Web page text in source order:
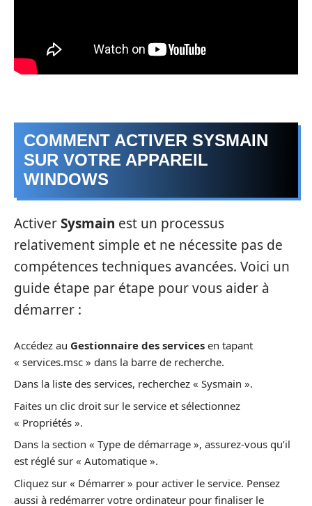
COMMENT ACTIVER SYSMAIN
SUR VOTRE APPAREIL
WINDOWS
ActiverSysmain est un processus
relativement simple et ne nécessite pas de
compétences techniques avancées. Voici un
guide étape par étape pour vous aider à
démarrer :
Accédez au Gestionnaire des services en tapant
« services.msc » dans la barre de recherche.
Dans la liste des services, recherchez « Sysmain ».
Faites un clic droit sur le service et sélectionnez
« Propriétés ».
Dans la section « Type de démarrage », assurez-vous qu’il
est réglé sur « Automatique ».
Cliquez sur « Démarrer » pour activer le service. Pensez
aussi à redémarrer votre ordinateur pour finaliser le